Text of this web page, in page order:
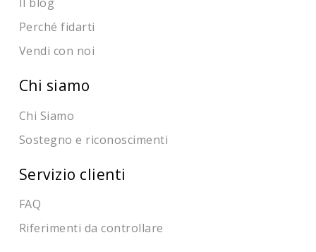
Perché fidarti
Vendi con noi
Chi siamo
Chi Siamo
Sostegno e riconoscimenti
Servizio clienti
FAQ
Riferimenti da controllare